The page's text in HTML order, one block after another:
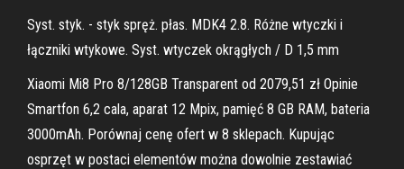
Syst. styk. - styk spręż. płas. MDK4 2.8. Różne wtyczki i
łączniki wtykowe. Syst. wtyczek okrągłych / D 1,5 mm
Xiaomi Mi8 Pro 8/128GB Transparent od 2079,51 zł Opinie
Smartfon 6,2 cala, aparat 12 Mpix, pamięć 8 GB RAM, bateria
3000mAh. Porównaj cenę ofert w 8 sklepach. Kupując
osprzęt w postaci elementów można dowolnie zestawiać